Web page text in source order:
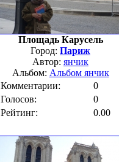
Площадь Карусель
Город: Париж
Автор: янчик
Альбом: Альбом янчик
Комментарии:
0
Голосов:
0
Рейтинг:
0.00